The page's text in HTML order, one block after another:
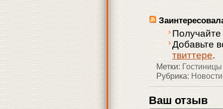
Добавьте
твиттере.
Метки:
Рубрика: Новости
Ваш отзыв